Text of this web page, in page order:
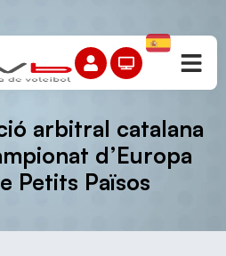
arbitral catalana
d’Europa
Petits Països